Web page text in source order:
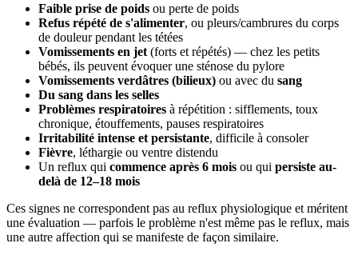
Faible prise de poids ou perte de poids
Refus répété de s'alimenter, ou pleurs/cambrures du corps
de douleur pendant les tétées
Vomissements en jet (forts et répétés) — chez les petits
bébés, ils peuvent évoquer une sténose du pylore
Vomissements verdâtres (bilieux) ou avec du sang
Du sang dans les selles
Problèmes respiratoires à répétition : sifflements, toux
chronique, étouffements, pauses respiratoires
Irritabilité intense et persistante, difficile à consoler
Fièvre, léthargie ou ventre distendu
Un reflux qui commence après 6 mois ou qui persiste au-
delà de 12–18 mois
Ces signes ne correspondent pas au reflux physiologique et méritent
une évaluation — parfois le problème n'est même pas le reflux, mais
une autre affection qui se manifeste de façon similaire.